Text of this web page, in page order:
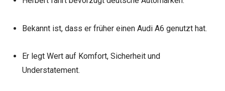
Bekannt ist, dass er früher einen Audi A6 genutzt hat.
Er legt Wert auf Komfort, Sicherheit und
Understatement.